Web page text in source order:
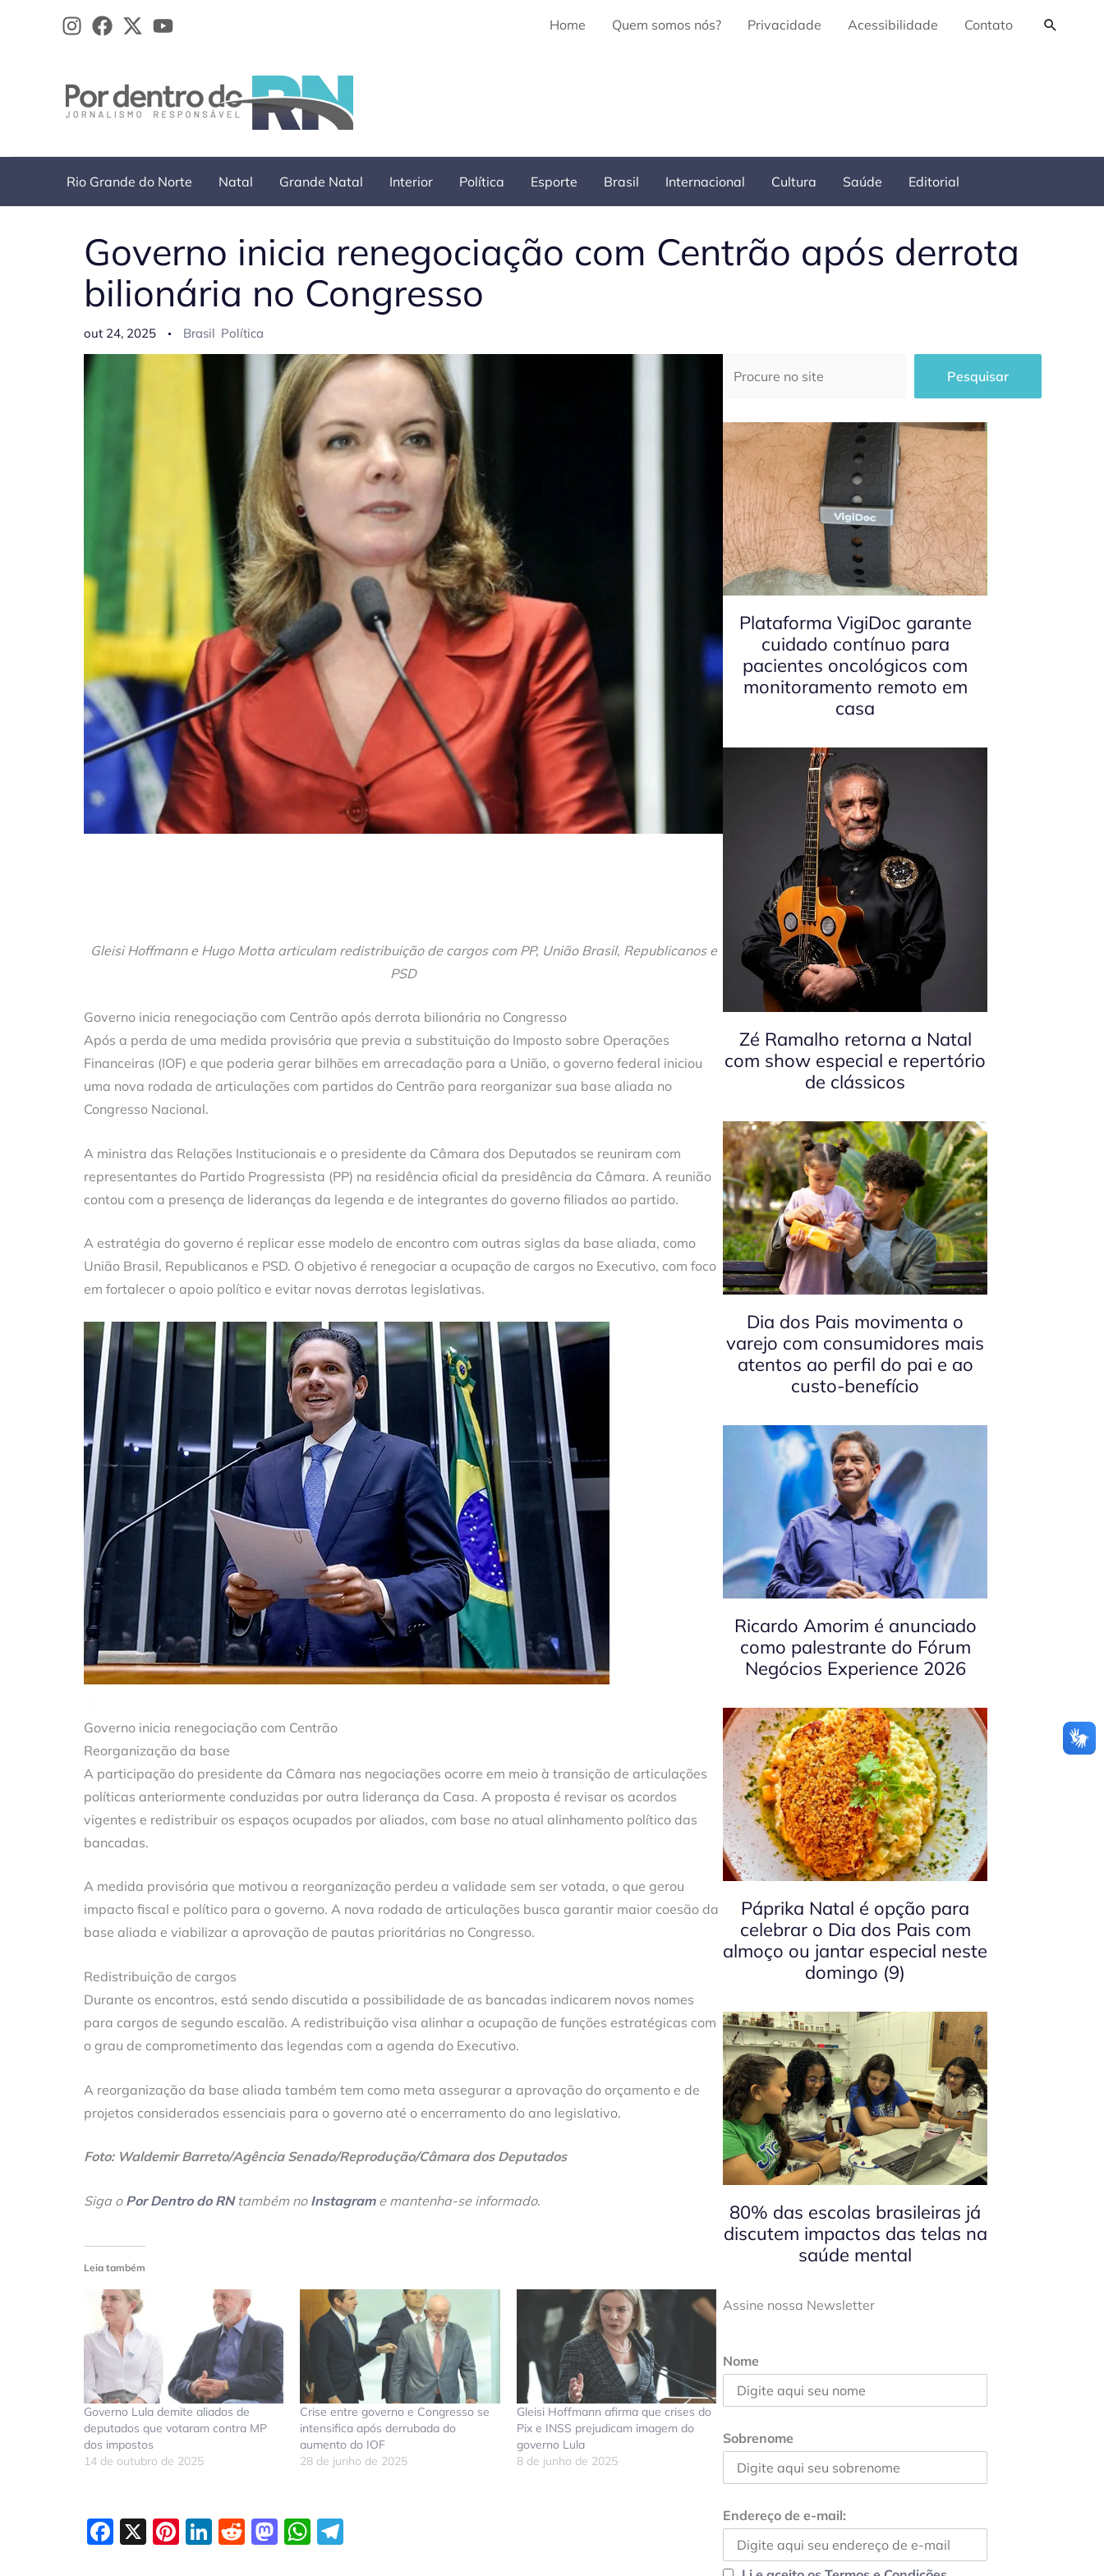
Home Quem somos nós? Privacidade Acessibilidade Contato
Rio Grande do Norte Natal Grande Natal Interior Política Esporte Brasil Internacional Cultura Saúde Editorial
Governo inicia renegociação com Centrão após derrota
bilionária no Congresso
out 24, 2025 Brasil Política
Gleisi Hoffmann e Hugo Motta articulam redistribuição de cargos com PP, União Brasil, Republicanos e
PSD
Governo inicia renegociação com Centrão após derrota bilionária no Congresso
Após a perda de uma medida provisória que previa a substituição do Imposto sobre Operações
Financeiras (IOF) e que poderia gerar bilhões em arrecadação para a União, o governo federal iniciou
uma nova rodada de articulações com partidos do Centrão para reorganizar sua base aliada no
Congresso Nacional.
A ministra das Relações Institucionais e o presidente da Câmara dos Deputados se reuniram com
representantes do Partido Progressista (PP) na residência oficial da presidência da Câmara. A reunião
contou com a presença de lideranças da legenda e de integrantes do governo filiados ao partido.
A estratégia do governo é replicar esse modelo de encontro com outras siglas da base aliada, como
União Brasil, Republicanos e PSD. O objetivo é renegociar a ocupação de cargos no Executivo, com foco
em fortalecer o apoio político e evitar novas derrotas legislativas.
Governo inicia renegociação com Centrão
Reorganização da base
A participação do presidente da Câmara nas negociações ocorre em meio à transição de articulações
políticas anteriormente conduzidas por outra liderança da Casa. A proposta é revisar os acordos
vigentes e redistribuir os espaços ocupados por aliados, com base no atual alinhamento político das
bancadas.
A medida provisória que motivou a reorganização perdeu a validade sem ser votada, o que gerou
impacto fiscal e político para o governo. A nova rodada de articulações busca garantir maior coesão da
base aliada e viabilizar a aprovação de pautas prioritárias no Congresso.
Redistribuição de cargos
Durante os encontros, está sendo discutida a possibilidade de as bancadas indicarem novos nomes
para cargos de segundo escalão. A redistribuição visa alinhar a ocupação de funções estratégicas com
o grau de comprometimento das legendas com a agenda do Executivo.
A reorganização da base aliada também tem como meta assegurar a aprovação do orçamento e de
projetos considerados essenciais para o governo até o encerramento do ano legislativo.
Foto: Waldemir Barreto/Agência Senado/Reprodução/Câmara dos Deputados
Siga o Por Dentro do RNtambém no Instagrame mantenha-se informado.
Leia também
Governo Lula demite aliados de
deputados que votaram contra MP
dos impostos
14 de outubro de 2025
Crise entre governo e Congresso se
intensifica após derrubada do
aumento do IOF
28 de junho de 2025
Gleisi Hoffmann afirma que crises do
Pix e INSS prejudicam imagem do
governo Lula
8 de junho de 2025
Facebook
X Pinterest
LinkedIn
Reddit
Mastodon
WhatsApp
Pesquisar
Plataforma VigiDoc garante
cuidado contínuo para
pacientes oncológicos com
monitoramento remoto em
casa
Zé Ramalho retorna a Natal
com show especial e repertório
de clássicos
Dia dos Pais movimenta o
varejo com consumidores mais
atentos ao perfil do pai e ao
custo-benefício
Ricardo Amorim é anunciado
como palestrante do Fórum
Negócios Experience 2026
Páprika Natal é opção para
celebrar o Dia dos Pais com
almoço ou jantar especial neste
domingo (9)
80% das escolas brasileiras já
discutem impactos das telas na
saúde mental
Assine nossa Newsletter
Nome
Sobrenome
Endereço de e-mail: